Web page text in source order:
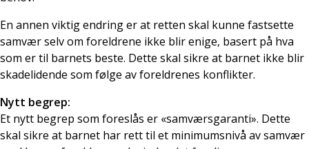
En annen viktig endring er at retten skal kunne fastsette
samvær selv om foreldrene ikke blir enige, basert på hva
som er til barnets beste. Dette skal sikre at barnet ikke blir
skadelidende som følge av foreldrenes konflikter.
Nytt begrep:
Et nytt begrep som foreslås er «samværsgaranti». Dette
skal sikre at barnet har rett til et minimumsnivå av samvær